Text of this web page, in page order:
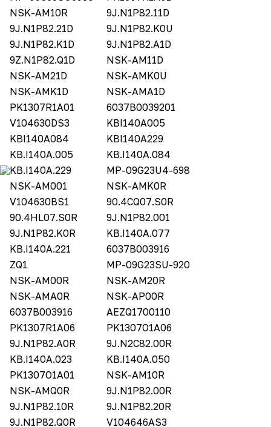
NSK-AM10R
9J.N1P82.11D
9J.N1P82.21D
9J.N1P82.K0U
9J.N1P82.K1D
9J.N1P82.A1D
9Z.N1P82.Q1D
NSK-AM11D
NSK-AM21D
NSK-AMK0U
NSK-AMK1D
NSK-AMA1D
PK1307R1A01
6037B0039201
V104630DS3
KBI140A005
KBI140A084
KBI140A229
KB.I140A.005
KB.I140A.084
KB.I140A.229
MP-09G23U4-698
NSK-AM001
NSK-AMK0R
V104630BS1
90.4CQ07.S0R
90.4HL07.S0R
9J.N1P82.001
9J.N1P82.K0R
KB.I140A.077
KB.I140A.221
6037B003916
ZQ1
MP-09G23SU-920
NSK-AM00R
NSK-AM20R
NSK-AMA0R
NSK-AP00R
6037B003916
AEZQ1700110
PK1307R1A06
PK1307O1A06
9J.N1P82.A0R
9J.N2C82.00R
KB.I140A.023
KB.I140A.050
PK1307O1A01
NSK-AM10R
NSK-AMQ0R
9J.N1P82.00R
9J.N1P82.10R
9J.N1P82.20R
9J.N1P82.Q0R
V104646AS3